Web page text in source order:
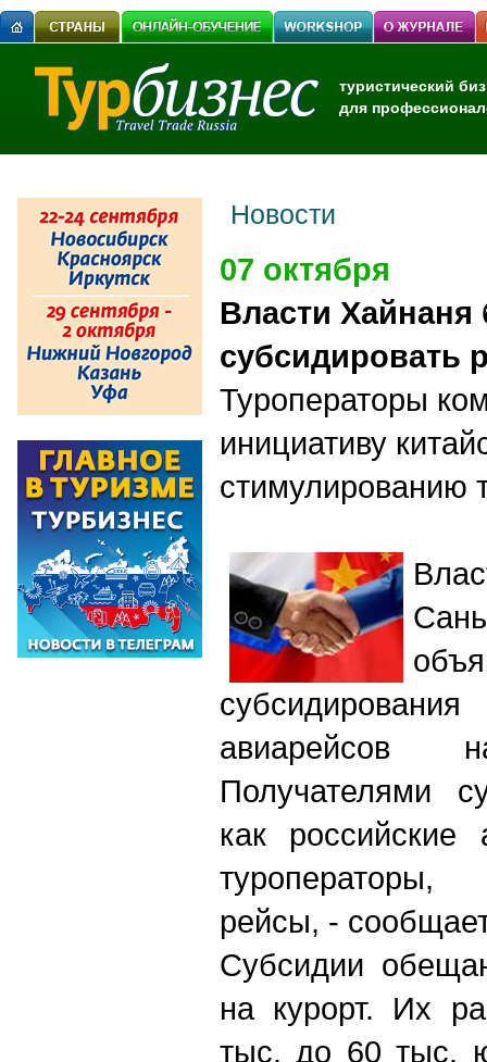
туристический
для
Новости
07 октября
Власти Хайнаня
субсидировать
Туроператоры
инициативу
стимулированию
авиарейсов
Получателями
как российские
рейсы, -
Субсидии
на курорт. Их
тыс. до 60 тыс.